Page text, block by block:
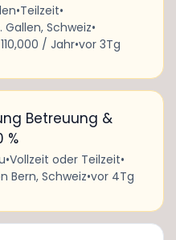
•Teilzeit•
Schweiz•
/ Jahr•vor 3Tg
Betreuung &
%
•Vollzeit oder Teilzeit•
Bern, Schweiz•vor 4Tg